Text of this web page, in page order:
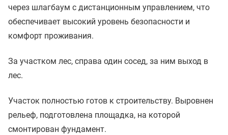
через шлагбаум с дистанционным управлением, что
обеспечивает высокий уровень безопасности и
комфорт проживания.
За участком лес, справа один сосед, за ним выход в
лес.
Участок полностью готов к строительству. Выровнен
рельеф, подготовлена площадка, на которой
смонтирован фундамент.